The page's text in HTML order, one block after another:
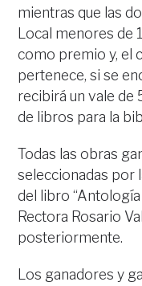
mientras que las
Local menores de
como premio y, el
pertenece, si se
recibirá un vale de
de libros para la
Todas las obras
seleccionadas por
del libro
Rectora Rosario
posteriormente.
Los ganadores y